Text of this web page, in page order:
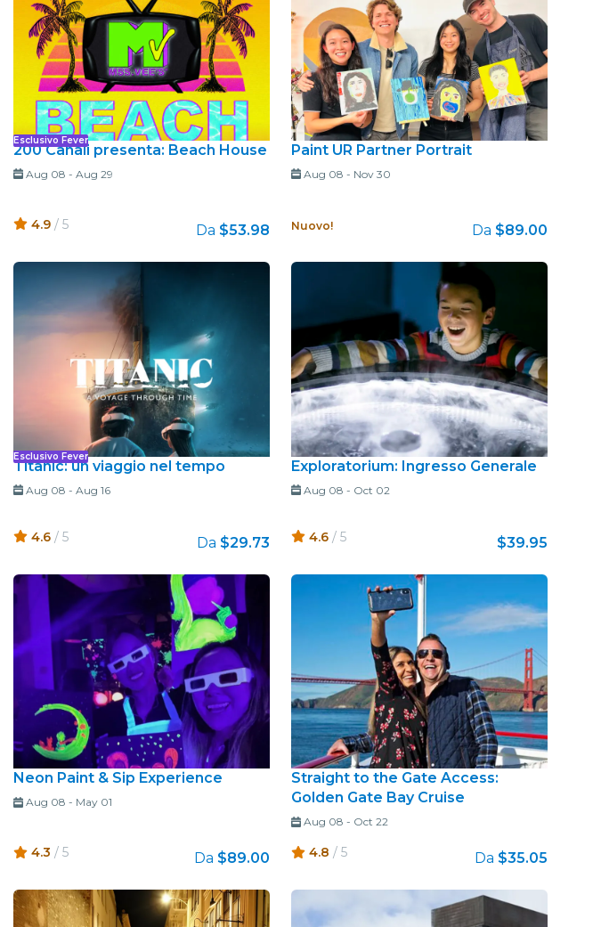
Esclusivo Fever
200 Canali presenta: Beach House
Aug 08 - Aug 29
4.9 / 5 Da $53.98
Paint UR Partner Portrait
Aug 08 - Nov 30
Nuovo! Da $89.00
Esclusivo Fever
Titanic: un viaggio nel tempo
Aug 08 - Aug 16
4.6 / 5 Da $29.73
Exploratorium: Ingresso Generale
Aug 08 - Oct 02
4.6 / 5 $39.95
Neon Paint & Sip Experience
Aug 08 - May 01
4.3 / 5 Da $89.00
Straight to the Gate Access:
Golden Gate Bay Cruise
Aug 08 - Oct 22
4.8 / 5 Da $35.05